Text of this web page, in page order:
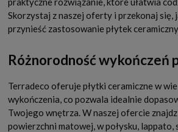
Skorzystaj z naszej oferty i przekonaj się,
przynieść zastosowanie płytek
Różnorodność wykończeń
Terradeco oferuje płytki ceramiczne w
wykończenia, co pozwala idealnie
Twojego wnętrza. W naszej ofercie
powierzchni matowej, w połysku, lappato,